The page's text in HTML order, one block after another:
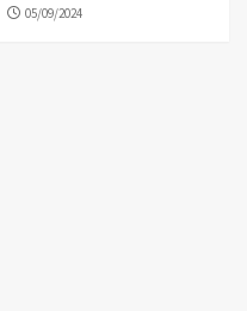
05/09/2024